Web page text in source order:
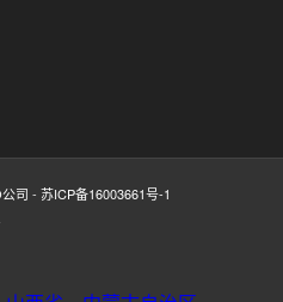
司 - 苏ICP备16003661号-1